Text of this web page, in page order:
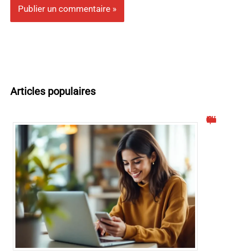
Articles populaires
Comment activer la facebook connection automatique facilement